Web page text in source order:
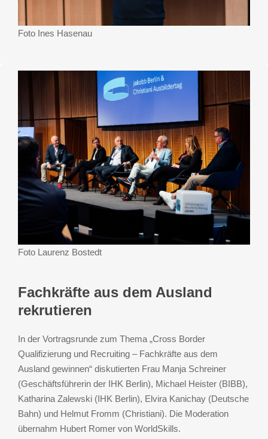
Foto Ines Hasenau
Foto Laurenz Bostedt
Fachkräfte aus dem Ausland
rekrutieren
In der Vortragsrunde zum Thema „Cross Border
Qualifizierung und Recruiting – Fachkräfte aus dem
Ausland gewinnen“ diskutierten Frau Manja Schreiner
(Geschäftsführerin der IHK Berlin), Michael Heister (BIBB),
Katharina Zalewski (IHK Berlin), Elvira Kanichay (Deutsche
Bahn) und Helmut Fromm (Christiani). Die Moderation
übernahm Hubert Romer von WorldSkills.